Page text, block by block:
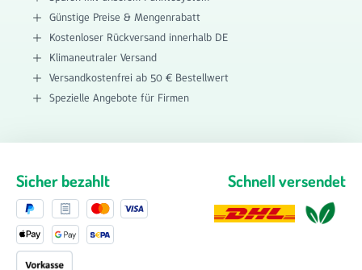
Günstige Preise & Mengenrabatt
Kostenloser Rückversand innerhalb DE
Klimaneutraler Versand
Versandkostenfrei ab 50 € Bestellwert
Spezielle Angebote für Firmen
Sicher bezahlt Schnell versendet